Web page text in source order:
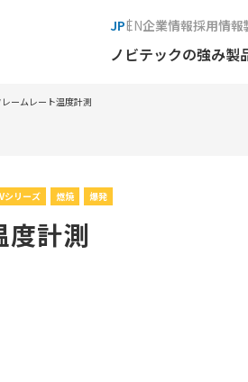
JPEN企業情報採用情報
ノビテックの強み製
ームレート温度計測
Vシリーズ 燃焼 爆発
度計測